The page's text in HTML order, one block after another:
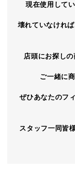
現在使用して
壊れていなけれ
店頭にお探し
ご一緒に
ぜひあなたのフ
スタッフ一同皆